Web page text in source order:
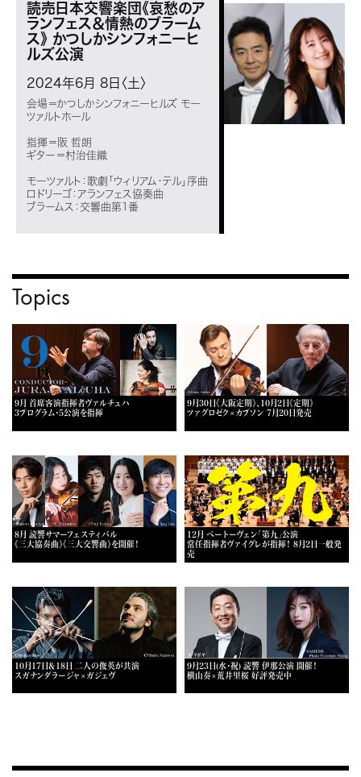
読売日本交響楽団《哀愁のア
ランフェス＆情熱のブラーム
ス》 かつしかシンフォニーヒ
ルズ公演
2024年6月 8日〈土〉
会場＝かつしかシンフォニーヒルズ モー
ツァルトホール
指揮＝阪 哲朗
ギター＝村治佳織
モーツァルト：歌劇「ウィリアム・テル」序曲
ロドリーゴ：アランフェス協奏曲
ブラームス：交響曲第1番
Topics
9月 首席客演指揮者ヴァルチュハ
3プログラム・5公演を指揮
9月30日《大阪定期》、10月2日《定期》
ツァグロゼク×カプソン 7月20日発売
8月 読響サマーフェスティバル
《三大協奏曲》《三大交響曲》を開催！
12月 ベートーヴェン「第九」公演
常任指揮者ヴァイグレが指揮！ 8月2日一般発
売
10月17日＆18日 二人の俊英が共演
スガナンダラージャ×ガジェヴ
9月23日(水・祝) 読響 伊那公演 開催！
横山奏×荒井里桜 好評発売中